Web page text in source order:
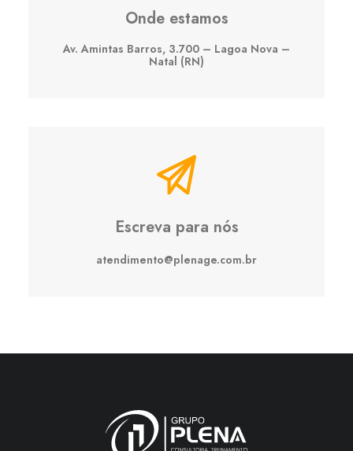
Onde estamos
Av. Amintas Barros, 3.700 – Lagoa Nova –
Natal (RN)
Escreva para nós
atendimento@plenage.com.br